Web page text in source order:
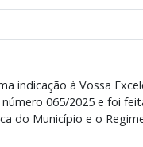
indicação à Vossa
065/2025 e foi
do Município e o